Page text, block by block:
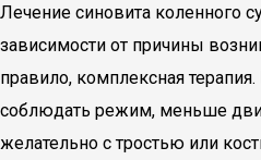
Лечение синовита коленного
зависимости от причины
правило, комплексная
соблюдать режим, меньше
желательно с тростью или